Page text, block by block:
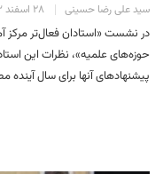
سید علی رضا حسینی ۲۸ اسفند ۱۴۰۳
در نشست «استادان فعال‌تر
حوزه‌های علمیه»، نظرات این
پیشنهادهای آنها برای سال